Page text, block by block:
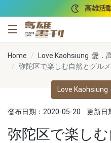
高雄活
高雄畫刊
Home Love Kaohsiung 愛．
弥陀区で楽しむ自然とグルメ
Love Kaohsiung
發布日期：2020-05-20 更新日
弥陀区で楽し